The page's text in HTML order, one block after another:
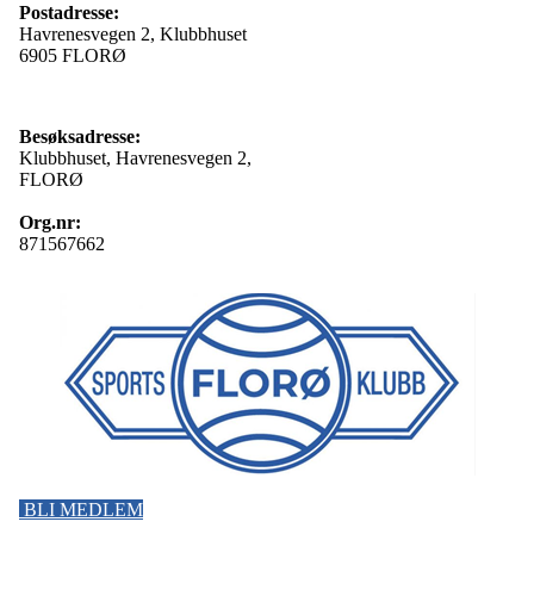
Postadresse:
Havrenesvegen 2, Klubbhuset
6905 FLORØ
Besøksadresse:
Klubbhuset, Havrenesvegen 2,
FLORØ
Org.nr:
871567662
BLI MEDLEM